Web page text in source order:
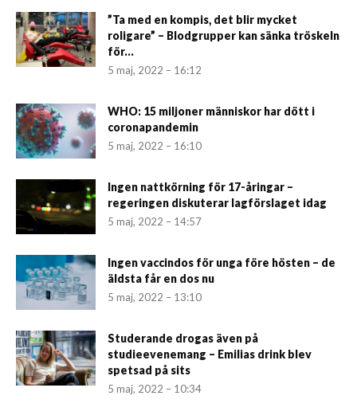
”Ta med en kompis, det blir mycket
roligare” – Blodgrupper kan sänka tröskeln
för...
5 maj, 2022 – 16:12
WHO: 15 miljoner människor har dött i
coronapandemin
5 maj, 2022 – 16:10
Ingen nattkörning för 17-åringar –
regeringen diskuterar lagförslaget idag
5 maj, 2022 – 14:57
Ingen vaccindos för unga före hösten – de
äldsta får en dos nu
5 maj, 2022 – 13:10
Studerande drogas även på
studieevenemang – Emilias drink blev
spetsad på sits
5 maj, 2022 – 10:34